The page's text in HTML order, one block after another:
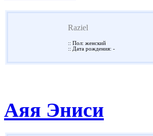
Raziel
:: Пол: женский
:: Дата рождения: -
Аяя Эниси